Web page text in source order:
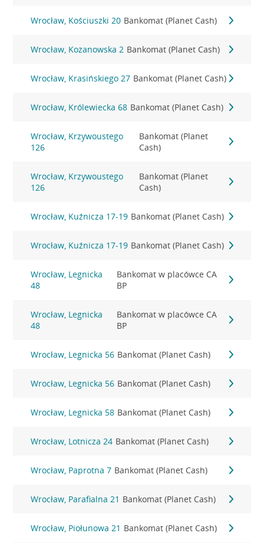
Wrocław, Kościuszki 20 Bankomat (Planet Cash)
Wrocław, Kozanowska 2 Bankomat (Planet Cash)
Wrocław, Krasińskiego 27 Bankomat (Planet Cash)
Wrocław, Królewiecka 68 Bankomat (Planet Cash)
Wrocław, Krzywoustego
126
Bankomat (Planet
Cash)
Wrocław, Krzywoustego
126
Bankomat (Planet
Cash)
Wrocław, Kuźnicza 17-19 Bankomat (Planet Cash)
Wrocław, Kuźnicza 17-19 Bankomat (Planet Cash)
Wrocław, Legnicka
48
Bankomat w placówce CA
BP
Wrocław, Legnicka
48
Bankomat w placówce CA
BP
Wrocław, Legnicka 56 Bankomat (Planet Cash)
Wrocław, Legnicka 56 Bankomat (Planet Cash)
Wrocław, Legnicka 58 Bankomat (Planet Cash)
Wrocław, Lotnicza 24 Bankomat (Planet Cash)
Wrocław, Paprotna 7 Bankomat (Planet Cash)
Wrocław, Parafialna 21 Bankomat (Planet Cash)
Wrocław, Piołunowa 21 Bankomat (Planet Cash)